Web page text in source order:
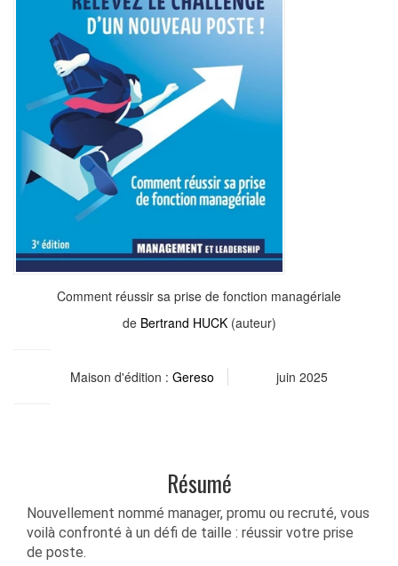
Comment réussir sa prise de fonction managériale
de Bertrand HUCK(auteur)
Maison d'édition : Gereso juin 2025
Résumé
Nouvellement nommé manager, promu ou recruté, vous
voilà confronté à un défi de taille : réussir votre prise
de poste.